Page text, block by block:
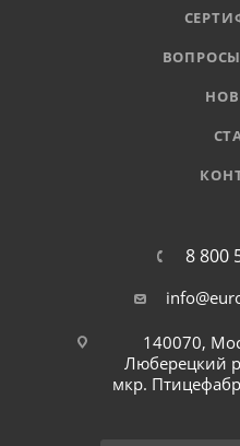
8 800
140070,
Люберецкий
мкр.